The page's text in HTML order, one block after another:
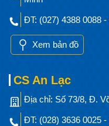
ĐT: (027) 4388 0088 -
Xem bản đồ
CS An Lạc
Địa chỉ: Số 73/8, Đ.
ĐT: (028) 3636 0025 -